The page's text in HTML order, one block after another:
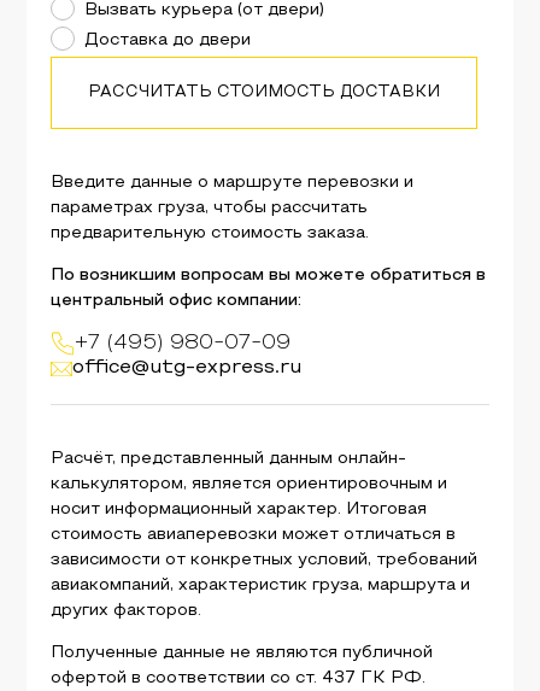
Введите данные о маршруте перевозки и
параметрах груза, чтобы рассчитать
предварительную стоимость заказа.
По возникшим вопросам вы можете обратиться в
центральный офис компании:
+7 (495) 980-07-09
office@utg-express.ru
Расчёт, представленный данным онлайн-
калькулятором, является ориентировочным и
носит информационный характер. Итоговая
стоимость авиаперевозки может отличаться в
зависимости от конкретных условий, требований
авиакомпаний, характеристик груза, маршрута и
других факторов.
Полученные данные не являются публичной
офертой в соответствии со ст. 437 ГК РФ.
Вызвать курьера (от двери)
Доставка до двери
РАССЧИТАТЬ СТОИМОСТЬ ДОСТАВКИ